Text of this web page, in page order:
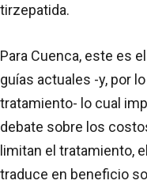
tirzepatida.
Para Cuenca, este es
guías actuales -y, por
tratamiento- lo cual
debate sobre los
limitan el tratamiento,
traduce en beneficio